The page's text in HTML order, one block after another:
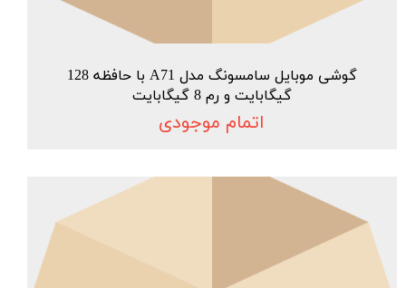
گوشی موبایل سامسونگ مدل A71 با حافظه 128
گیگابایت و رم 8 گیگابایت
اتمام موجودی